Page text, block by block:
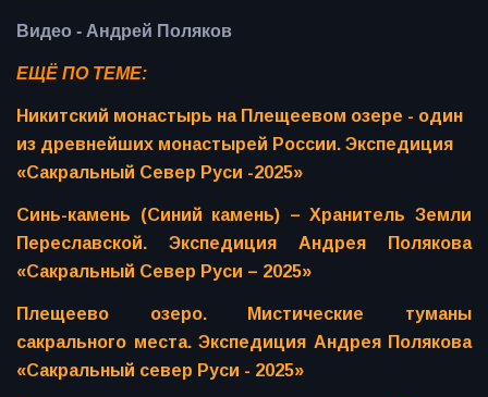
Видео - Андрей Поляков
ЕЩЁ ПО ТЕМЕ:
Никитский монастырь на Плещеевом озере - один
из древнейших монастырей России. Экспедиция
«Сакральный Север Руси -2025»
Синь-камень (Синий камень) – Хранитель Земли
Переславской. Экспедиция Андрея Полякова
«Сакральный Север Руси – 2025»
Плещеево озеро. Мистические туманы
сакрального места. Экспедиция Андрея Полякова
«Сакральный север Руси - 2025»